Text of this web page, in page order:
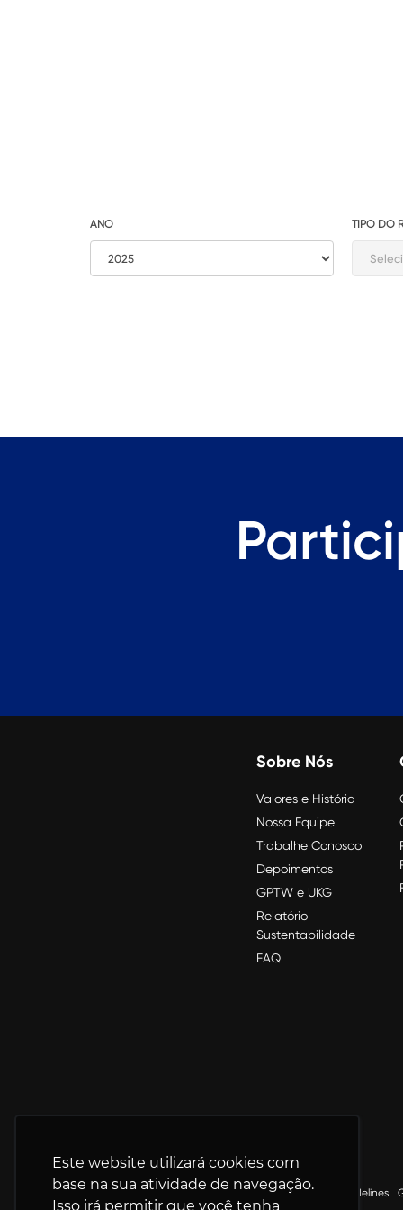
Este website utilizará cookies com
base na sua atividade de navegação.
Isso irá permitir que você tenha
ANO TIPO DO
Sobre Nós
Valores e História
Nossa Equipe
Trabalhe Conosco
Depoimentos
GPTW e UKG
Relatório
Sustentabilidade
FAQ
Terms and Conditions User Guidelines